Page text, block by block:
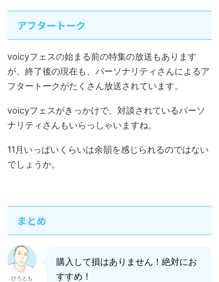
アフタートーク
voicyフェスの始まる前の特集の放送もあります
が、終了後の現在も、パーソナリティさんによるア
フタートークがたくさん放送されています。
voicyフェスがきっかけで、対談されているパーソ
ナリティさんもいらっしゃいますね。
11月いっぱいくらいは余韻を感じられるのではない
でしょうか。
まとめ
ひろとも
購入して損はありません！絶対にお
すすめ！